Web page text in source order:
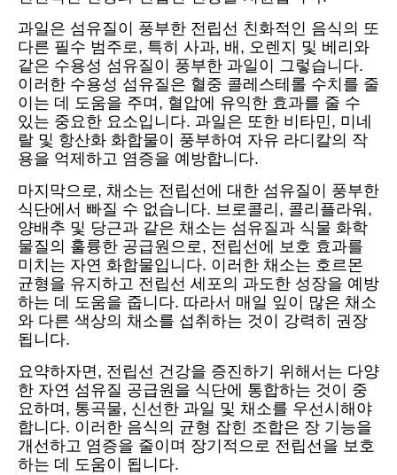
과일은 섬유질이 풍부한 전립선 친화적인 음식의 또
다른 필수 범주로, 특히 사과, 배, 오렌지 및 베리와
같은 수용성 섬유질이 풍부한 과일이 그렇습니다.
이러한 수용성 섬유질은 혈중 콜레스테롤 수치를 줄
이는 데 도움을 주며, 혈압에 유익한 효과를 줄 수
있는 중요한 요소입니다. 과일은 또한 비타민, 미네
랄 및 항산화 화합물이 풍부하여 자유 라디칼의 작
용을 억제하고 염증을 예방합니다.
마지막으로, 채소는 전립선에 대한 섬유질이 풍부한
식단에서 빠질 수 없습니다. 브로콜리, 콜리플라워,
양배추 및 당근과 같은 채소는 섬유질과 식물 화학
물질의 훌륭한 공급원으로, 전립선에 보호 효과를
미치는 자연 화합물입니다. 이러한 채소는 호르몬
균형을 유지하고 전립선 세포의 과도한 성장을 예방
하는 데 도움을 줍니다. 따라서 매일 잎이 많은 채소
와 다른 색상의 채소를 섭취하는 것이 강력히 권장
됩니다.
요약하자면, 전립선 건강을 증진하기 위해서는 다양
한 자연 섬유질 공급원을 식단에 통합하는 것이 중
요하며, 통곡물, 신선한 과일 및 채소를 우선시해야
합니다. 이러한 음식의 균형 잡힌 조합은 장 기능을
개선하고 염증을 줄이며 장기적으로 전립선을 보호
하는 데 도움이 됩니다.